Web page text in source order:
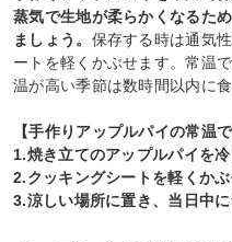
蒸気で生地が柔らかくなるた
ましょう。 保存する時は通気
ートを軽くかぶせます。常温
温が高い季節は数時間以内に
【手作りアップルパイの常温
1.焼き立てのアップルパイを
2.クッキングシートを軽くか
3.涼しい場所に置き、当日中